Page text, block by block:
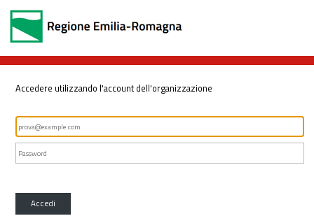
Accedere utilizzando l'account dell'organizzazione
Accedi